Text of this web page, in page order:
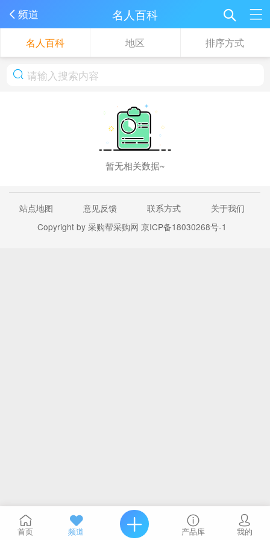
频道 名人百科
名人百科 地区 排序方式
暂无相关数据~
站点地图 意见反馈 联系方式
关于我们
Copyright by 采购帮采购网 京ICP备18030268号-1
首页 频道 产品库 我的